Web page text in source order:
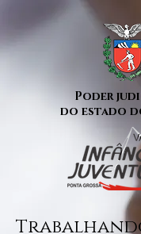
Poder
do estado